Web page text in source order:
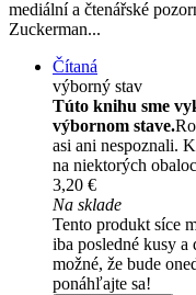
mediální a čtenářské
Zuckerman...
Čítaná
výborný stav
Túto knihu sme
výbornom stave.
asi ani nespoznali.
na niektorých
3,20 €
Na sklade
Tento produkt síce
iba posledné kusy a
možné, že bude
ponáhľajte sa!